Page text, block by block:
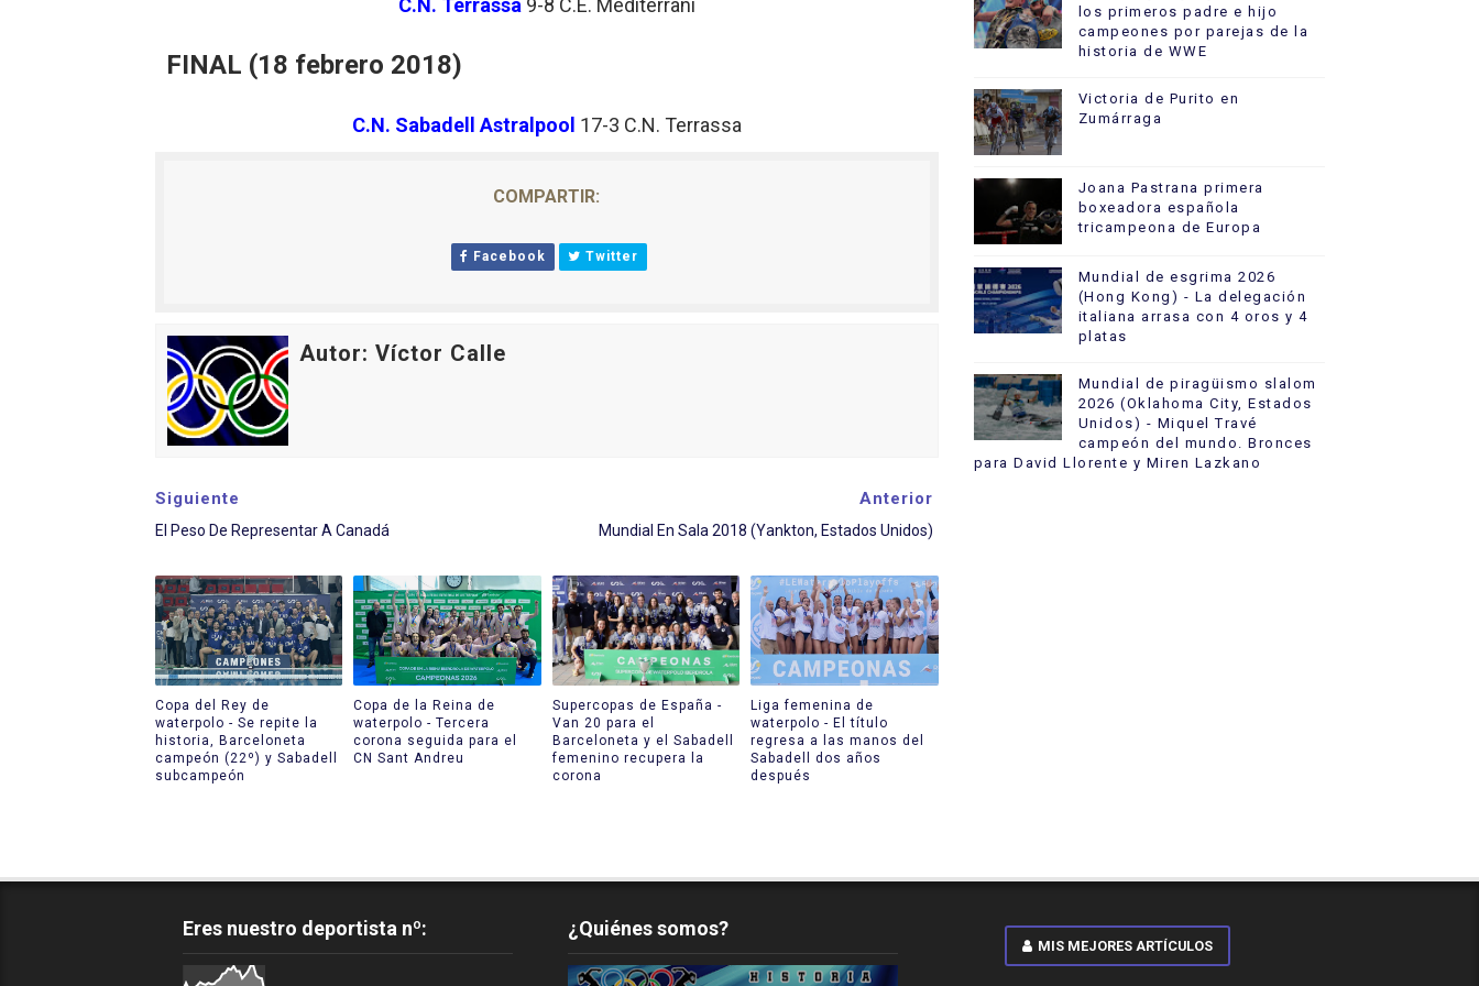
C.N. Terrassa 9-8 C.E. Mediterrani
FINAL (18 febrero 2018)
C.N. Sabadell Astralpool 17-3 C.N. Terrassa
COMPARTIR:
Facebook Twitter
Autor: Víctor Calle
Siguiente
El Peso De Representar A Canadá
Anterior
Mundial En Sala 2018 (Yankton, Estados Unidos)
Copa del Rey de
waterpolo - Se repite la
historia, Barceloneta
campeón (22º) y Sabadell
subcampeón
Copa de la Reina de
waterpolo - Tercera
corona seguida para el
CN Sant Andreu
Supercopas de España -
Van 20 para el
Barceloneta y el Sabadell
femenino recupera la
corona
Liga femenina de
waterpolo - El título
regresa a las manos del
Sabadell dos años
después
los primeros padre e hijo
campeones por parejas de la
historia de WWE
Victoria de Purito en
Zumárraga
Joana Pastrana primera
boxeadora española
tricampeona de Europa
Mundial de esgrima 2026
(Hong Kong) - La delegación
italiana arrasa con 4 oros y 4
platas
Mundial de piragüismo slalom
2026 (Oklahoma City, Estados
Unidos) - Miquel Travé
campeón del mundo. Bronces
para David Llorente y Miren Lazkano
Eres nuestro deportista nº: ¿Quiénes somos?
MIS MEJORES ARTÍCULOS